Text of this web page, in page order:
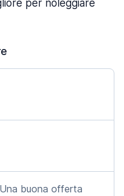
per noleggiare
Una buona offerta